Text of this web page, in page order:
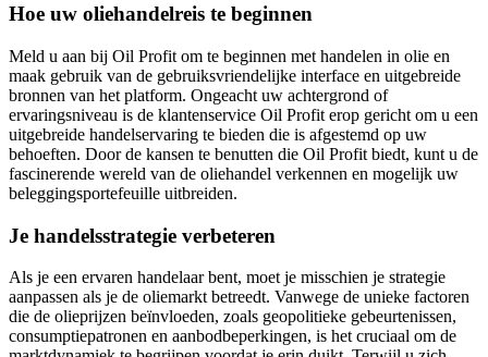
Hoe uw oliehandelreis te beginnen
Meld u aan bij Oil Profit om te beginnen met handelen in olie en
maak gebruik van de gebruiksvriendelijke interface en uitgebreide
bronnen van het platform. Ongeacht uw achtergrond of
ervaringsniveau is de klantenservice Oil Profit erop gericht om u een
uitgebreide handelservaring te bieden die is afgestemd op uw
behoeften. Door de kansen te benutten die Oil Profit biedt, kunt u de
fascinerende wereld van de oliehandel verkennen en mogelijk uw
beleggingsportefeuille uitbreiden.
Je handelsstrategie verbeteren
Als je een ervaren handelaar bent, moet je misschien je strategie
aanpassen als je de oliemarkt betreedt. Vanwege de unieke factoren
die de olieprijzen beïnvloeden, zoals geopolitieke gebeurtenissen,
consumptiepatronen en aanbodbeperkingen, is het cruciaal om de